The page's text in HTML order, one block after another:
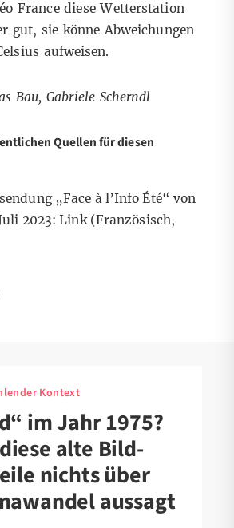
France diese Wetterstation
gut, sie könne Abweichungen
aufweisen.
Bau, Gabriele Scherndl
Quellen für diesen
„Face à l’Info Été“ von
2023:Link(Französisch,
Kontext
im Jahr 1975?
alte Bild-
nichts über
aussagt